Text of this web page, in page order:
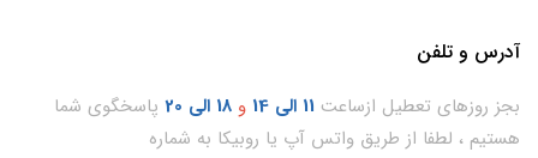
آدرس و تلفن
بجز روزهای تعطیل ازساعت 11 الی 14 و 18 الی 20
پاسخگوی شما
هستیم ، لطفا از طریق واتس آپ یا روبیکا به شماره